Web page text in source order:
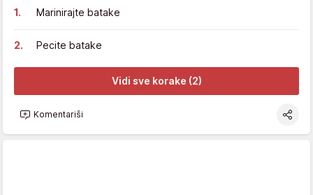
Marinirajte batake
Pecite batake
Vidi sve korake (2)
Komentariši